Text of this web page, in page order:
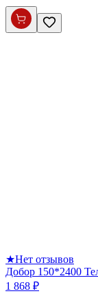
★Нет отзывов
Добор 150*2400
1 868 ₽